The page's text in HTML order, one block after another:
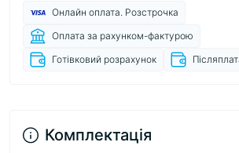
Онлайн оплата. Розстрочка
Оплата за рахунком-фактурою
Готівковий розрахунок
Комплектація